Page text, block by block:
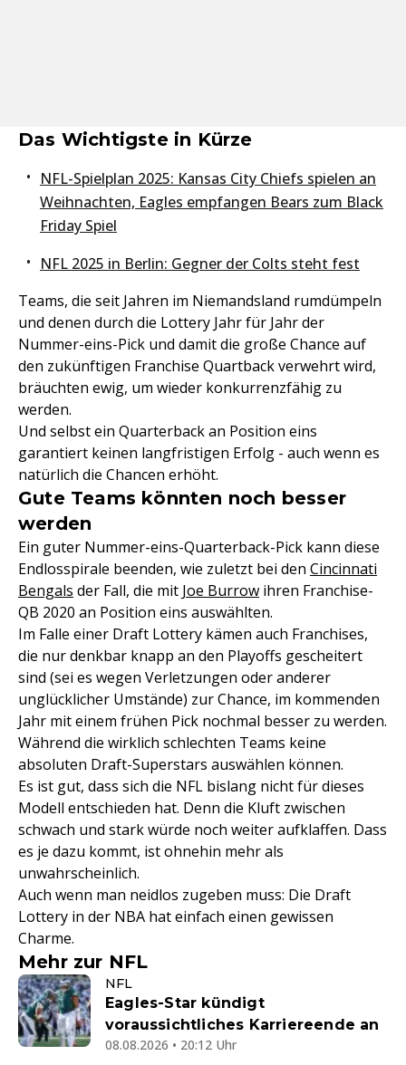
Das Wichtigste in Kürze
NFL-Spielplan 2025: Kansas City Chiefs spielen an
Weihnachten, Eagles empfangen Bears zum Black
Friday Spiel
NFL 2025 in Berlin: Gegner der Colts steht fest
Teams, die seit Jahren im Niemandsland rumdümpeln
und denen durch die Lottery Jahr für Jahr der
Nummer-eins-Pick und damit die große Chance auf
den zukünftigen Franchise Quartback verwehrt wird,
bräuchten ewig, um wieder konkurrenzfähig zu
werden.
Und selbst ein Quarterback an Position eins
garantiert keinen langfristigen Erfolg - auch wenn es
natürlich die Chancen erhöht.
Gute Teams könnten noch besser
werden
Ein guter Nummer-eins-Quarterback-Pick kann diese
Endlosspirale beenden, wie zuletzt bei den Cincinnati
Bengals der Fall, die mit Joe Burrow ihren Franchise-
QB 2020 an Position eins auswählten.
Im Falle einer Draft Lottery kämen auch Franchises,
die nur denkbar knapp an den Playoffs gescheitert
sind (sei es wegen Verletzungen oder anderer
unglücklicher Umstände) zur Chance, im kommenden
Jahr mit einem frühen Pick nochmal besser zu werden.
Während die wirklich schlechten Teams keine
absoluten Draft-Superstars auswählen können.
Es ist gut, dass sich die NFL bislang nicht für dieses
Modell entschieden hat. Denn die Kluft zwischen
schwach und stark würde noch weiter aufklaffen. Dass
es je dazu kommt, ist ohnehin mehr als
unwahrscheinlich.
Auch wenn man neidlos zugeben muss: Die Draft
Lottery in der NBA hat einfach einen gewissen
Charme.
Mehr zur NFL
NFL
Eagles-Star kündigt
voraussichtliches Karriereende an
08.08.2026 • 20:12 Uhr